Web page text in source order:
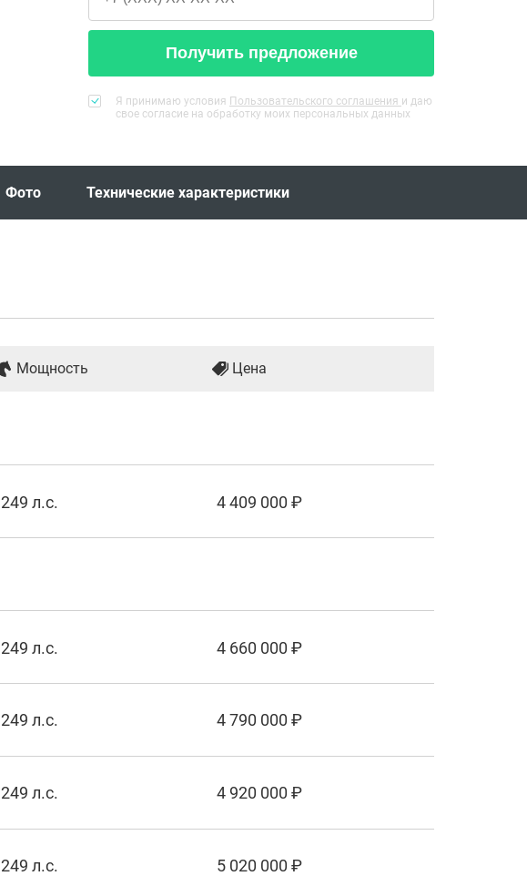
Получить предложение
Я принимаю условия Пользовательского соглашения и даю
свое согласие на обработку моих персональных данных
Фото Технические характеристики
Мощность Цена
249 л.с. 4 409 000 ₽
249 л.с. 4 660 000 ₽
249 л.с. 4 790 000 ₽
249 л.с. 4 920 000 ₽
249 л.с. 5 020 000 ₽